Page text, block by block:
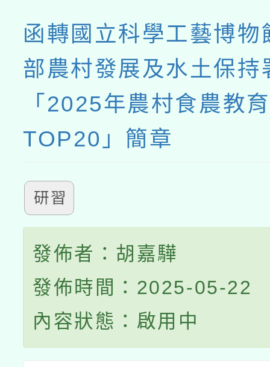
函轉國立科學工藝博物
部農村發展及水土保持
「2025年農村食農教
TOP20」簡章
研習
發佈者：胡嘉驊
發佈時間：2025-05-22
內容狀態：啟用中